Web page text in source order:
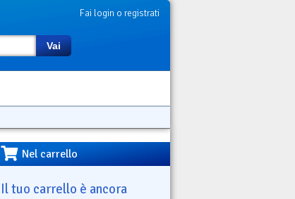
Fai login o registrati
Vai
Nel carrello
Il tuo carrello è ancora